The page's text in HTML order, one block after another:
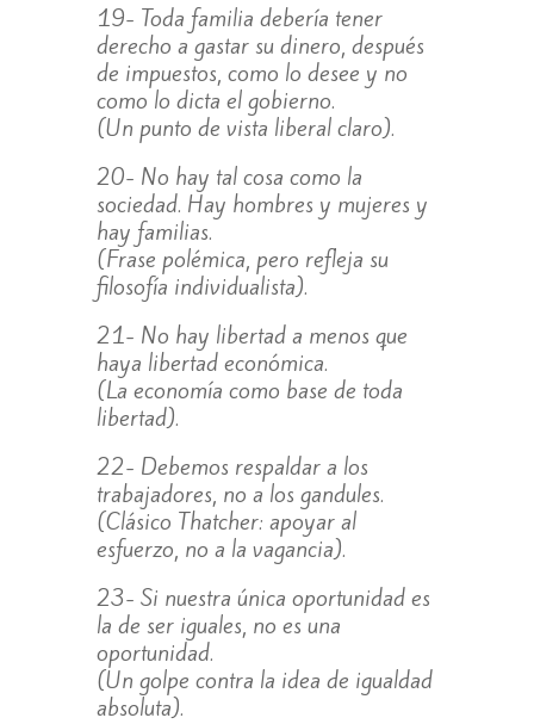
19- Toda familia debería tener
derecho a gastar su dinero, después
de impuestos, como lo desee y no
como lo dicta el gobierno.
(Un punto de vista liberal claro).
20- No hay tal cosa como la
sociedad. Hay hombres y mujeres y
hay familias.
(Frase polémica, pero refleja su
filosofía individualista).
21- No hay libertad a menos que
haya libertad económica.
(La economía como base de toda
libertad).
22- Debemos respaldar a los
trabajadores, no a los gandules.
(Clásico Thatcher: apoyar al
esfuerzo, no a la vagancia).
23- Si nuestra única oportunidad es
la de ser iguales, no es una
oportunidad.
(Un golpe contra la idea de igualdad
absoluta).